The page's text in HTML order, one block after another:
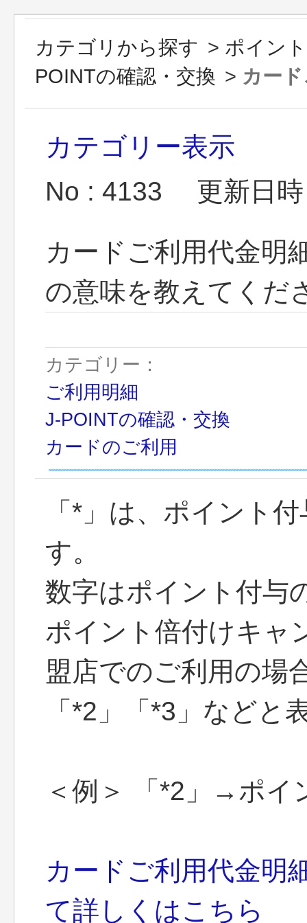
カテゴリから探す > ポイン
POINTの確認・交換 > カー
カテゴリー表示
No : 4133
更新日
カードご利用代金明
の意味を教えてくだ
カテゴリー：
ご利用明細
J-POINTの確認・交換
カードのご利用
「*」は、ポイント
す。
数字はポイント付与
ポイント倍付けキャ
盟店でのご利用の場
「*2」「*3」などと
＜例＞ 「*2」→ポイ
カードご利用代金明
て詳しくはこちら